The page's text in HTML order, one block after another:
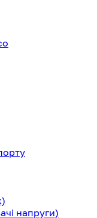
напруги)